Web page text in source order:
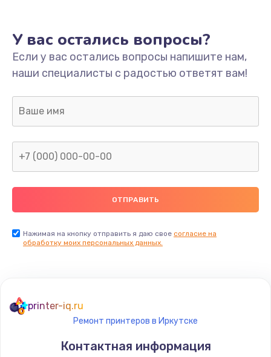
Замена/Pемонт карбюратора
1300 руб.
Заказать
Ремонт капиллярной трубки
400 руб.
Заказать
Замена термостата
1200 руб.
У вас остались вопросы?
Если у вас остались вопросы напишите нам,
наши специалисты с радостью ответят вам!
Нажимая на кнопку отправить я даю свое согласие на
обработку моих персональных данных.
printer-iq.ru
Ремонт принтеров в Иркутске
Контактная информация